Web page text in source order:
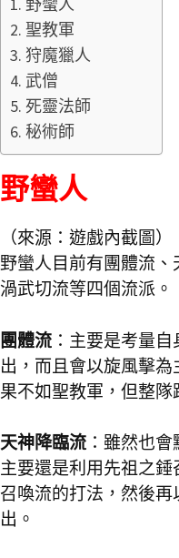
聖教軍
狩魔獵人
武僧
死靈法師
秘術師
野蠻人
（來源：遊戲內截圖）
野蠻人目前有團體流
渦武切流等四個流派。
團體流 ：主要是考量
出，而且會以旋風擊
果不如聖教軍，但整隊
天神降臨流 ：雖然也
主要還是利用先祖之
召喚流的打法，然後
出。